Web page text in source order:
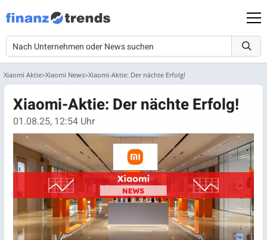
Xiaomi Aktie Xiaomi News Xiaomi-Aktie: Der nächte Erfolg!
Xiaomi-Aktie: Der nächte Erfolg!
01.08.25, 12:54 Uhr